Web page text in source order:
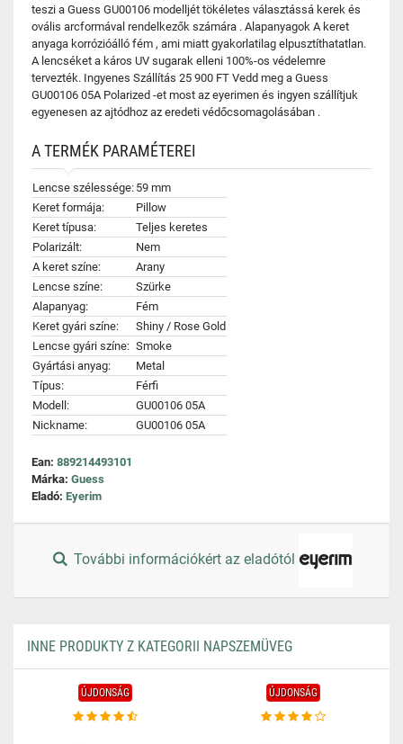
teszi a Guess GU00106 modelljét tökéletes választássá kerek és
ovális arcformával rendelkezők számára . Alapanyagok A keret
anyaga korrózióálló fém , ami miatt gyakorlatilag elpusztíthatatlan.
A lencséket a káros UV sugarak elleni 100%-os védelemre
tervezték. Ingyenes Szállítás 25 900 FT Vedd meg a Guess
GU00106 05A Polarized -et most az eyerimen és ingyen szállítjuk
egyenesen az ajtódhoz az eredeti védőcsomagolásában .
A TERMÉK PARAMÉTEREI
Lencse szélessége: 59 mm
Keret formája:
Pillow
Keret típusa:
Teljes keretes
Polarizált:
Nem
A keret színe:
Arany
Lencse színe:
Szürke
Alapanyag:
Fém
Keret gyári színe:
Shiny / Rose Gold
Lencse gyári színe: Smoke
Gyártási anyag:
Metal
Típus:
Férfi
Modell:
GU00106 05A
Nickname:
GU00106 05A
Ean: 889214493101
Márka: Guess
Eladó: Eyerim
További információkért az eladótól
INNE PRODUKTY Z KATEGORII NAPSZEMÜVEG
ÚJDONSÁG ÚJDONSÁG